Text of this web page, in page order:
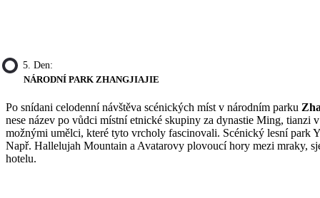
5. Den:
NÁRODNÍ PARK ZHANGJIAJIE
Po snídani celodenní návštěva scénických míst v národním parku
nese název po vůdci místní etnické skupiny za dynastie Ming,
možnými umělci, které tyto vrcholy fascinovali. Scénický lesní park
Např. Hallelujah Mountain a Avatarovy plovoucí hory mezi mraky,
hotelu.